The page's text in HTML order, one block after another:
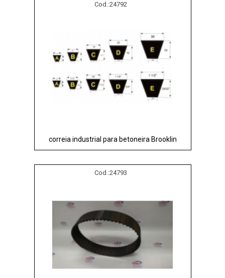
Cod.:24792
correia industrial para betoneira Brooklin
Cod.:24793